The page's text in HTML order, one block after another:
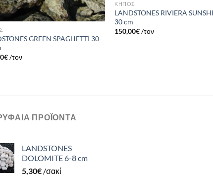
GREEN SPAGHETTI 30-
€/τον
ΚΗΠΟΣ
LANDSTONES RIVIERA
30 cm
150,00€/τον
ΠΡΟΪΌΝΤΑ
LANDSTONES
DOLOMITE 6-8 cm
5,30€ /σακί